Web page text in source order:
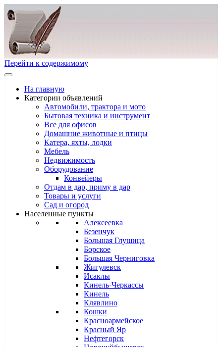
Перейти к содержимому
На главную
Категории объявлений
Автомобили, трактора и мото
Бытовая техника и инструмент
Все для офисов
Домашние животные и птицы
Катера, яхты, лодки
Мебель
Недвижимость
Оборудование
Конвейеры
Отдам в дар, приму в дар
Товары и услуги
Сад и огород
Населенные пункты
Алексеевка
Безенчук
Большая Глушица
Борское
Большая Черниговка
Жигулевск
Исаклы
Кинель-Черкассы
Кинель
Клявлино
Кошки
Красноармейское
Красный Яр
Нефтегорск